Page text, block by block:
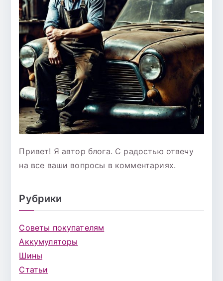
Привет! Я автор блога. С радостью отвечу
на все ваши вопросы в комментариях.
Рубрики
Советы покупателям
Аккумуляторы
Шины
Статьи